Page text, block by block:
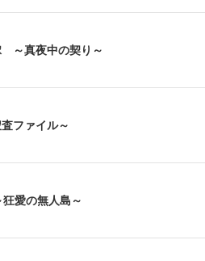
～真夜中の契り～
ファイル～
愛の無人島～